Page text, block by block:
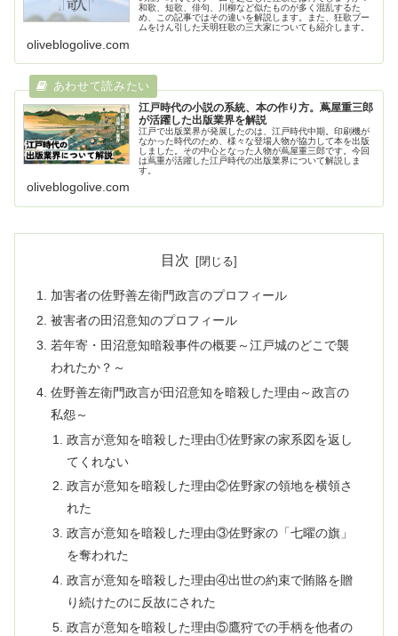
和歌、短歌、俳句、川柳など似たものが多く混乱するた
め、この記事ではその違いを解説します。また、狂歌ブー
ムをけん引した天明狂歌の三大家についても紹介します。
oliveblogolive.com
江戸時代の小説の系統、本の作り方。蔦屋重三郎
が活躍した出版業界を解説
江戸で出版業界が発展したのは、江戸時代中期。印刷機が
なかった時代のため、様々な登場人物が協力して本を出版
しました。その中心となった人物が蔦屋重三郎です。今回
は蔦重が活躍した江戸時代の出版業界について解説しま
す。
oliveblogolive.com
目次
加害者の佐野善左衛門政言のプロフィール
被害者の田沼意知のプロフィール
若年寄・田沼意知暗殺事件の概要～江戸城のどこで襲
われたか？～
佐野善左衛門政言が田沼意知を暗殺した理由～政言の
私怨～
政言が意知を暗殺した理由①佐野家の家系図を返し
てくれない
政言が意知を暗殺した理由②佐野家の領地を横領さ
れた
政言が意知を暗殺した理由③佐野家の「七曜の旗」
を奪われた
政言が意知を暗殺した理由④出世の約束で賄賂を贈
り続けたのに反故にされた
政言が意知を暗殺した理由⑤鷹狩での手柄を他者の